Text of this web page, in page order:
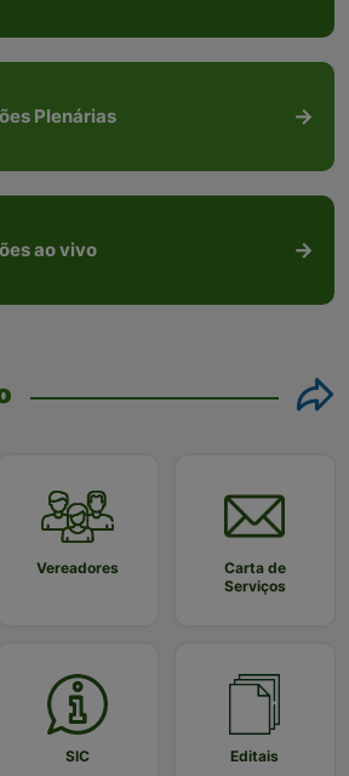
Plenárias
ao vivo
Vereadores
Carta de
Serviços
SIC Editais